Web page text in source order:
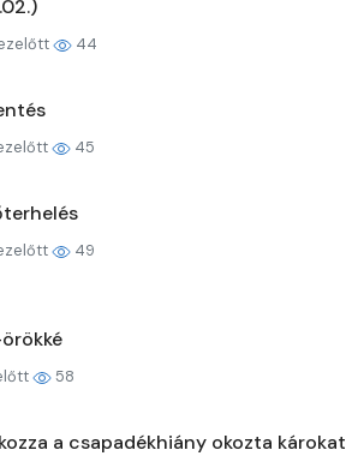
44
45
49
58
a csapadékhiány okozta károkat